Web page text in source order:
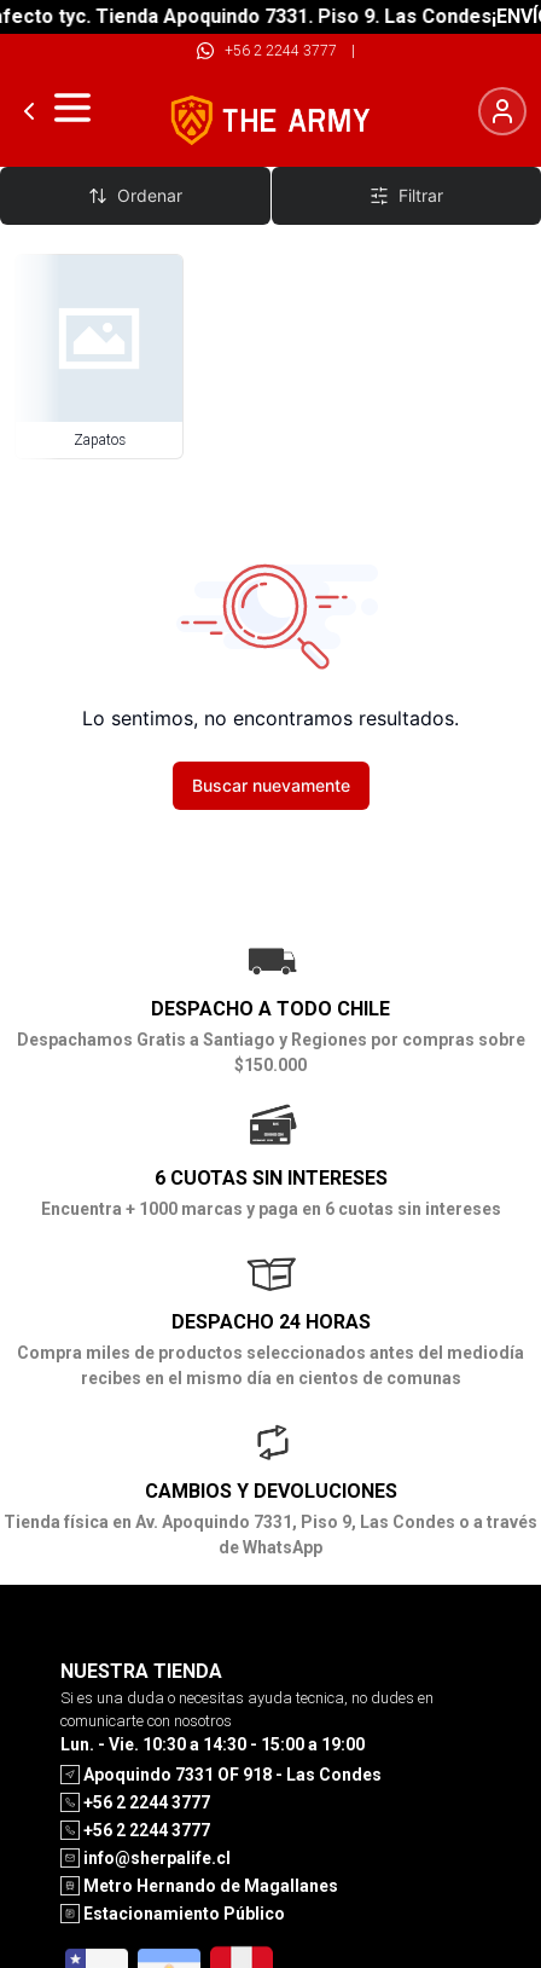
tyc. Tienda Apoquindo 7331. Piso 9. Las Condes
+56 2 2244 3777 |
Zapatos
Ordenar Filtrar
Zapatos
Lo sentimos, no encontramos resultados.
Buscar nuevamente
DESPACHO A TODO CHILE
Despachamos Gratis a Santiago y Regiones por compras sobre
$150.000
6 CUOTAS SIN INTERESES
Encuentra + 1000 marcas y paga en 6 cuotas sin intereses
DESPACHO 24 HORAS
Compra miles de productos seleccionados antes del mediodía
recibes en el mismo día en cientos de comunas
CAMBIOS Y DEVOLUCIONES
Tienda física en Av. Apoquindo 7331, Piso 9, Las Condes o a través
de WhatsApp
NUESTRA TIENDA
Si es una duda o necesitas ayuda tecnica, no dudes en
comunicarte con nosotros
Lun. - Vie. 10:30 a 14:30 - 15:00 a 19:00
Apoquindo 7331 OF 918 - Las Condes
+56 2 2244 3777
+56 2 2244 3777
info@sherpalife.cl
Metro Hernando de Magallanes
Estacionamiento Público